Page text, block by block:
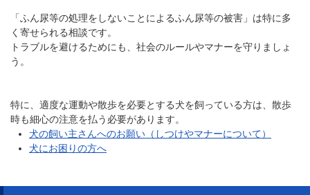
「ふん尿等の処理をしないことによるふん尿等の被害」は特に多
く寄せられる相談です。
トラブルを避けるためにも、社会のルールやマナーを守りましょ
う。
特に、適度な運動や散歩を必要とする犬を飼っている方は、散歩
時も細心の注意を払う必要があります。
犬の飼い主さんへのお願い（しつけやマナーについて）
犬にお困りの方へ